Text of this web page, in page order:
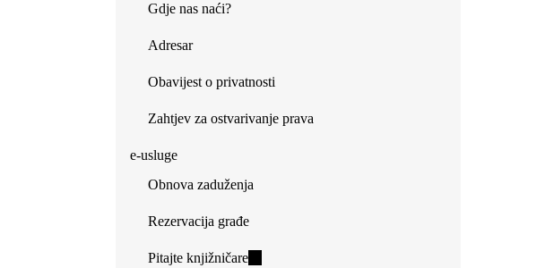
Gdje nas naći?
Adresar
Obavijest o privatnosti
Zahtjev za ostvarivanje prava
e-usluge
Obnova zaduženja
Rezervacija građe
Pitajte knjižničare(link